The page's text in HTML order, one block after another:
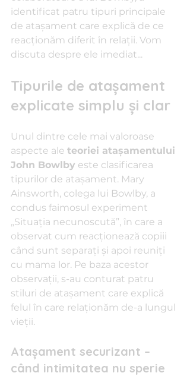
identificat patru tipuri principale
de atașament care explică de ce
reacționăm diferit în relații. Vom
discuta despre ele imediat...
Tipurile de atașament
explicate simplu și clar
Unul dintre cele mai valoroase
aspecte ale teoriei atașamentului
John Bowlby este clasificarea
tipurilor de atașament. Mary
Ainsworth, colega lui Bowlby, a
condus faimosul experiment
„Situația necunoscută”, în care a
observat cum reacționează copiii
când sunt separați și apoi reuniți
cu mama lor. Pe baza acestor
observații, s-au conturat patru
stiluri de atașament care explică
felul în care relaționăm de-a lungul
vieții.
Atașament securizant –
când intimitatea nu sperie